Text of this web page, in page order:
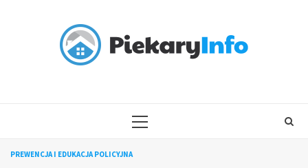
PRIMARY
PREWENCJA I EDUKACJA POLICYJNA